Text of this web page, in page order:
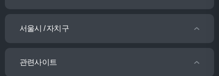
서울시 / 자치구
관련사이트